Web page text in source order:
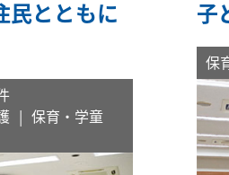
とともに
保育・学童
子
保